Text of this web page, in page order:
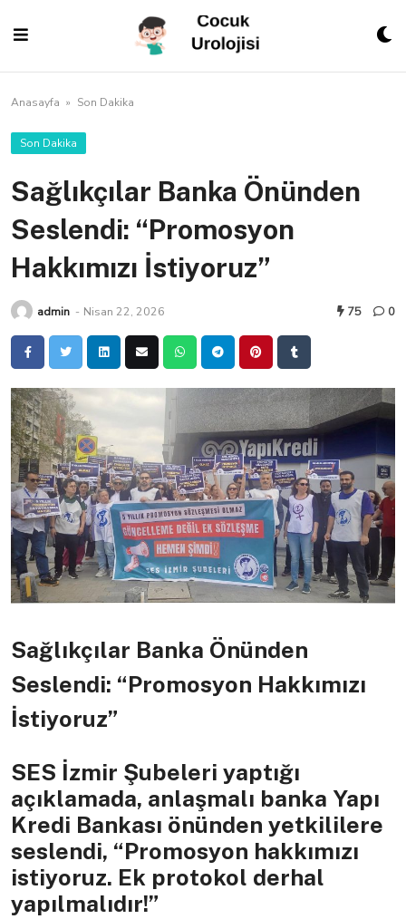
content
Anasayfa » Son Dakika
Son Dakika
Sağlıkçılar Banka Önünden
Seslendi: “Promosyon
Hakkımızı İstiyoruz”
admin - Nisan 22, 2026 75 0
Sağlıkçılar Banka Önünden
Seslendi: “Promosyon Hakkımızı
İstiyoruz”
SES İzmir Şubeleri yaptığı
açıklamada, anlaşmalı banka Yapı
Kredi Bankası önünden yetkililere
seslendi, “Promosyon hakkımızı
istiyoruz. Ek protokol derhal
yapılmalıdır!”